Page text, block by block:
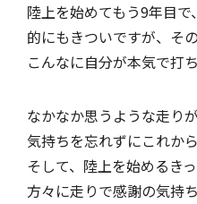
陸上を始めてもう9年目
的にもきついですが、そ
こんなに自分が本気で打
なかなか思うような走り
気持ちを忘れずにこれか
そして、陸上を始めるき
方々に走りで感謝の気持